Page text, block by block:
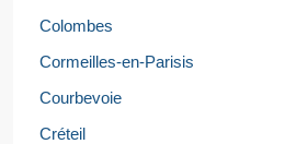
Colombes
Cormeilles-en-Parisis
Courbevoie
Créteil